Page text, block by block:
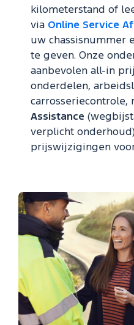
kilometerstand of
via Online Service
uw chassisnummer
te geven. Onze
aanbevolen all-in
onderdelen,
carrosseriecontrole,
Assistance
verplicht
prijswijzigingen